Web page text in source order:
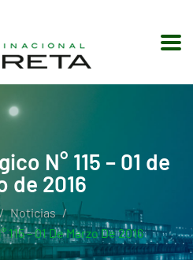
N° 115 – 01 de
de 2016
Noticias
– 01 De Marzo De 2016